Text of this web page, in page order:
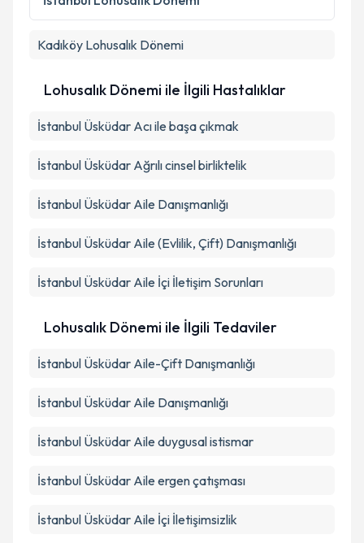
Kadıköy Lohusalık Dönemi
Lohusalık Dönemi ile İlgili Hastalıklar
İstanbul Üsküdar Acı ile başa çıkmak
İstanbul Üsküdar Ağrılı cinsel birliktelik
İstanbul Üsküdar Aile Danışmanlığı
İstanbul Üsküdar Aile (Evlilik, Çift) Danışmanlığı
İstanbul Üsküdar Aile İçi İletişim Sorunları
Lohusalık Dönemi ile İlgili Tedaviler
İstanbul Üsküdar Aile-Çift Danışmanlığı
İstanbul Üsküdar Aile Danışmanlığı
İstanbul Üsküdar Aile duygusal istismar
İstanbul Üsküdar Aile ergen çatışması
İstanbul Üsküdar Aile İçi İletişimsizlik